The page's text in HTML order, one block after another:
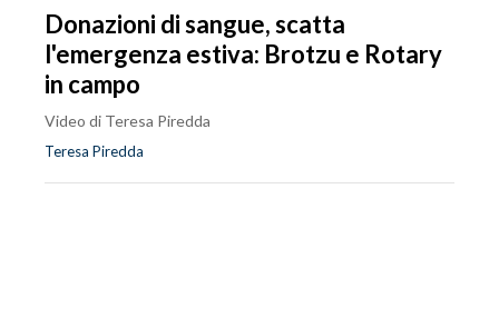
Donazioni di sangue, scatta
l'emergenza estiva: Brotzu e Rotary
in campo
Video di Teresa Piredda
Teresa Piredda